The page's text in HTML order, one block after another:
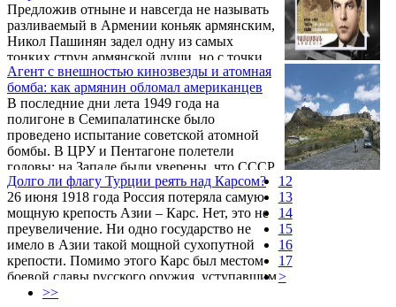
выступали из здания женской гимназии, в
которой жили и обучались приемам. Их
было 230 смуглых и волосатых людей, в
возрасте от 19 до 45 лет. Публика с самым
разнородным прошлым. Старый армянский
боевик, который ...
Предложив отныне и навсегда не называть
разливаемый в Армении коньяк армянским,
Никол Пашинян задел одну из самых
тонких струн армянской души, но с точки
зрения формальной логики он безусловно
прав. С позиций правил международной
торговли тоже. Тогда дело в чем?
Агент с внешностью кинозвезды и атомная
бомба: как армянин обломал американцев
В последние дни лета 1949 года на
полигоне в Семипалатинске было
проведено испытание советской атомной
бомбы. В ЦРУ и Пентагоне полетели
головы: на Западе были уверены, что СССР
не создаст такое оружие раньше 1960-х. А
одним из главных виновников
англосаксонского переполоха был
разведчик Гайк Овакимян.
Долго ли флагу Турции реять над Карсом?
26 июня 1918 года Россия потеряла самую
мощную крепость Азии – Карс. Нет, это не
преувеличение. Ни одно государство не
имело в Азии такой мощной сухопутной
крепости. Помимо этого Карс был местом
боевой славы русского оружия, уступавшим
разве что Севастополю.
12
13
14
15
16
17
>
>>